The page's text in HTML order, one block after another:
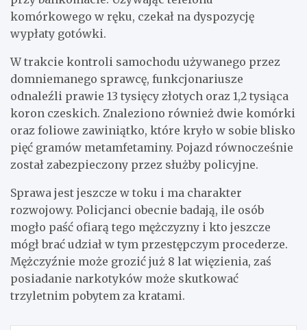
komórkowego w ręku, czekał na dyspozycję
wypłaty gotówki.
W trakcie kontroli samochodu używanego przez
domniemanego sprawcę, funkcjonariusze
odnaleźli prawie 13 tysięcy złotych oraz 1,2 tysiąca
koron czeskich. Znaleziono również dwie komórki
oraz foliowe zawiniątko, które kryło w sobie blisko
pięć gramów metamfetaminy. Pojazd równocześnie
został zabezpieczony przez służby policyjne.
Sprawa jest jeszcze w toku i ma charakter
rozwojowy. Policjanci obecnie badają, ile osób
mogło paść ofiarą tego mężczyzny i kto jeszcze
mógł brać udział w tym przestępczym procederze.
Mężczyźnie może grozić już 8 lat więzienia, zaś
posiadanie narkotyków może skutkować
trzyletnim pobytem za kratami.